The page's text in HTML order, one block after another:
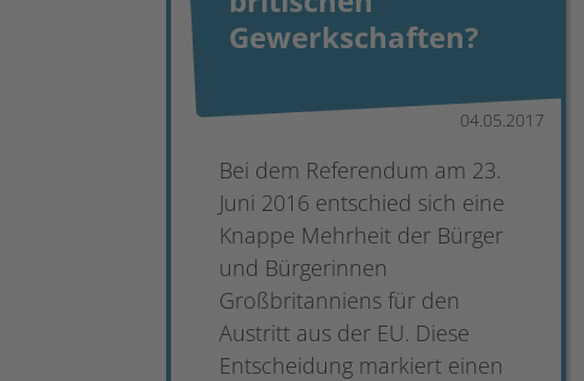
Gewerkschaften?
Bei dem Referendum am 23.
Juni 2016 entschied sich eine
Knappe Mehrheit der Bürger
und Bürgerinnen
Großbritanniens für den
Austritt aus der EU. Diese
Entscheidung markiert einen
04.05.2017